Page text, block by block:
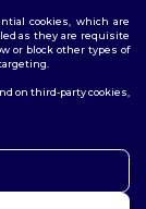
cookies, which are
as they are requisite
or block other types of
on third-party cookies,
nás